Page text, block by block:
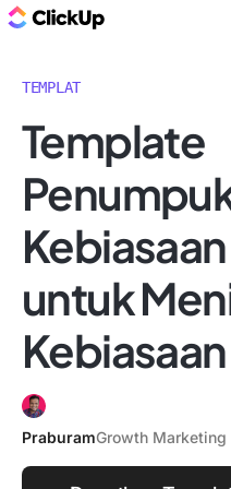
TEMPLAT
Template
untuk
PraburamGrowth Marketing